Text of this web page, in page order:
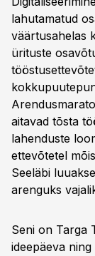
lahutamatud
väärtusahelas
ürituste
aitavad tõsta
lahenduste
ettevõtetel
Seeläbi
arenguks
Seni on Targa
ideepäeva